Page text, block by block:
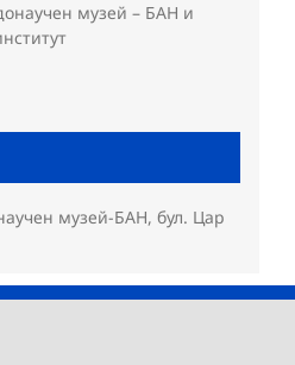
музей – БАН и
музей-БАН, бул. Цар